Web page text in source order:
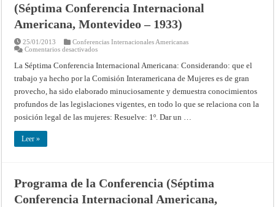
(Séptima Conferencia Internacional
Americana, Montevideo – 1933)
25/01/2013
Conferencias Internacionales Americanas
Comentarios desactivadosen
Interamericana
de
Mujeres
Conferencia
Internacional
Americana,
Montevideo
–
La Séptima Conferencia Internacional Americana: Considerando: que el
trabajo ya hecho por la Comisión Interamericana de Mujeres es de gran
provecho, ha sido elaborado minuciosamente y demuestra conocimientos
profundos de las legislaciones vigentes, en todo lo que se relaciona con la
posición legal de las mujeres: Resuelve: 1º. Dar un …
Leer »
Programa de la Conferencia (Séptima
Conferencia Internacional Americana,